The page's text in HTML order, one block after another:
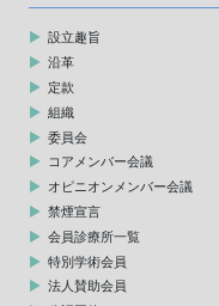
設立趣旨
沿革
定款
組織
委員会
コアメンバー会議
オピニオンメンバー会議
禁煙宣言
会員診療所一覧
特別学術会員
法人賛助会員